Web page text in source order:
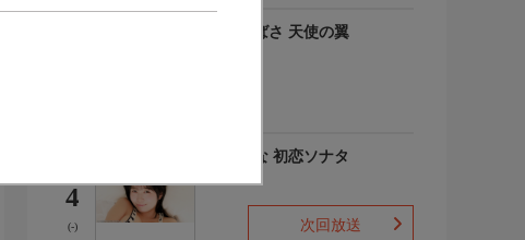
羽川つばさ 天使の翼
4
(-)
秋田そな 初恋ソナタ
次回放送